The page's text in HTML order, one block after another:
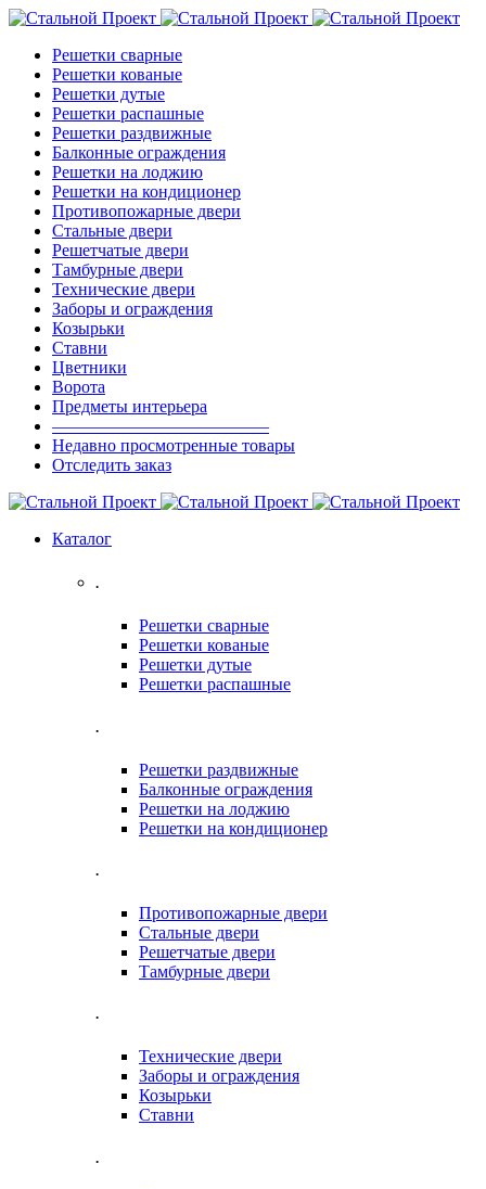
Решетки сварные
Решетки кованые
Решетки дутые
Решетки распашные
Решетки раздвижные
Балконные ограждения
Решетки на лоджию
Решетки на кондиционер
Противопожарные двери
Стальные двери
Решетчатые двери
Тамбурные двери
Технические двери
Заборы и ограждения
Козырьки
Ставни
Цветники
Ворота
Предметы интерьера
————————————–
Недавно просмотренные товары
Отследить заказ
Каталог
.
Решетки сварные
Решетки кованые
Решетки дутые
Решетки распашные
.
Решетки раздвижные
Балконные ограждения
Решетки на лоджию
Решетки на кондиционер
.
Противопожарные двери
Стальные двери
Решетчатые двери
Тамбурные двери
.
Технические двери
Заборы и ограждения
Козырьки
Ставни
.